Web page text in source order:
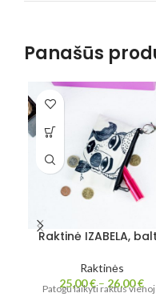
Panašūs
Raktinė IZABELA,
Raktinės
25,00€– 26,00€
Patogu laikyti raktus